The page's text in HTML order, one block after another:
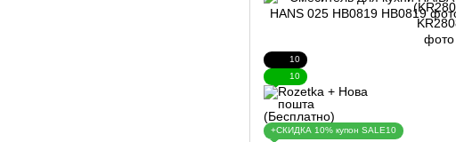
10
10
+СКИДКА 10% купон SALE10